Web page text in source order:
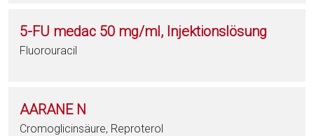
5-FU medac 50 mg/ml, Injektionslösung
Fluorouracil
AARANE N
Cromoglicinsäure, Reproterol